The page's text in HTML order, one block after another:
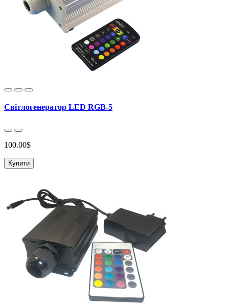
Світлогенератор LED RGB-5
100.00$
Купити